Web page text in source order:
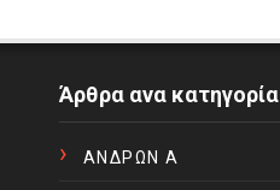
Άρθρα ανα κατηγορία
ΑΝΔΡΩΝ Α